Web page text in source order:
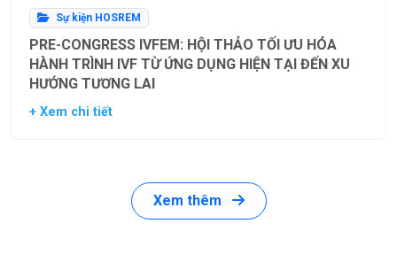
Sự kiện HOSREM
PRE-CONGRESS IVFEM: HỘI THẢO TỐI ƯU HÓA
HÀNH TRÌNH IVF TỪ ỨNG DỤNG HIỆN TẠI ĐẾN XU
HƯỚNG TƯƠNG LAI
+ Xem chi tiết
Xem thêm